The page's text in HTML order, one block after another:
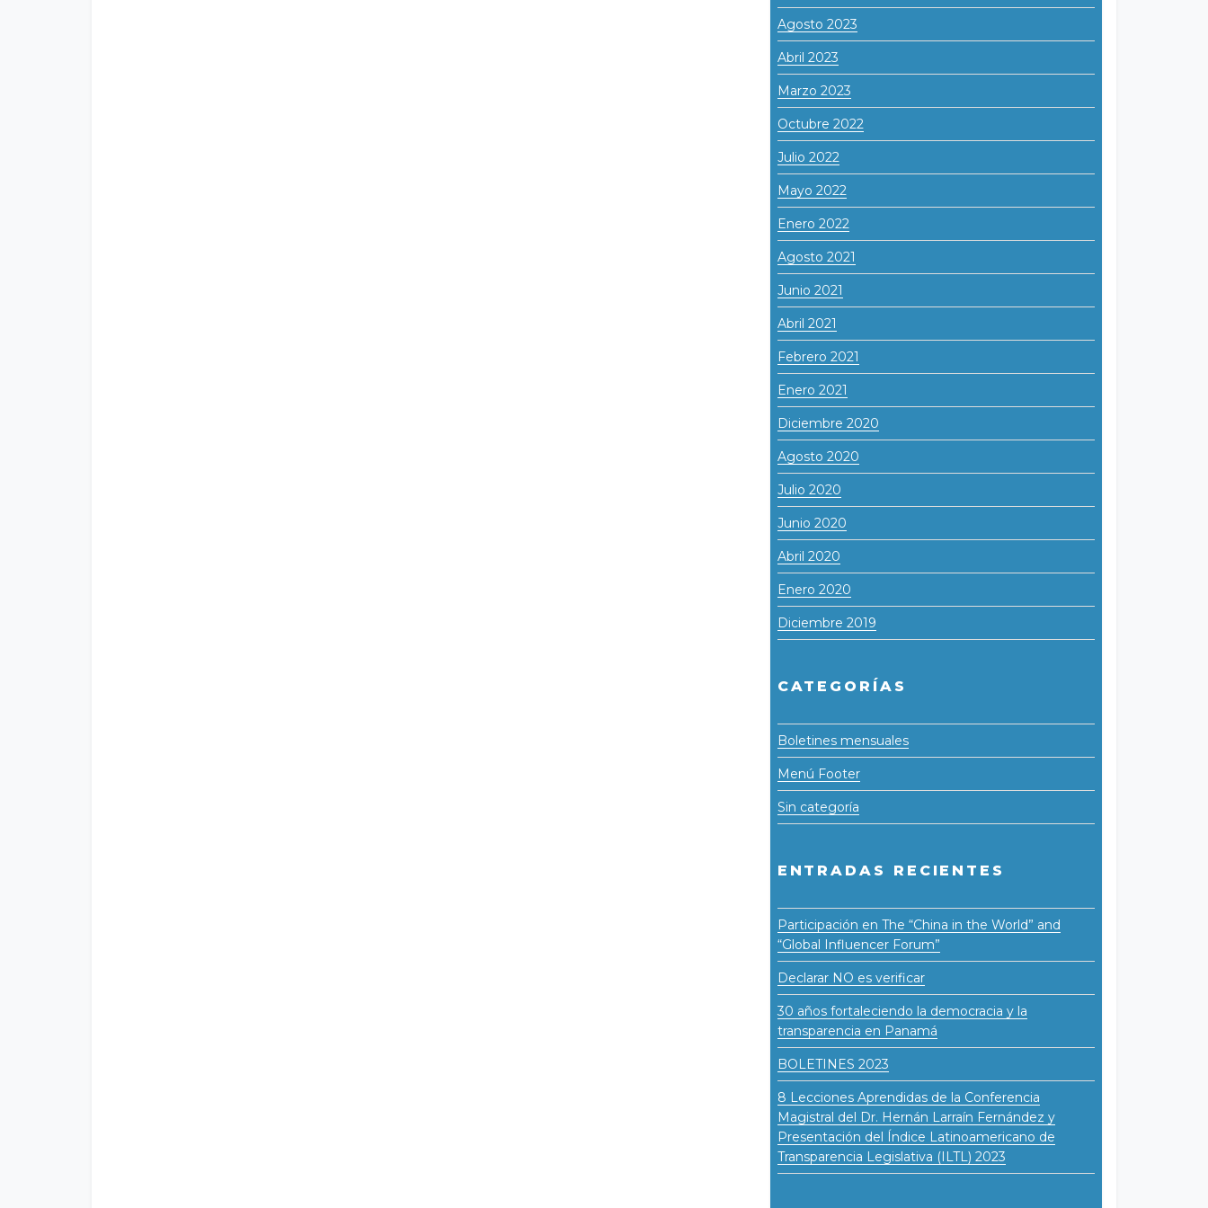
Agosto 2023
Abril 2023
Marzo 2023
Octubre 2022
Julio 2022
Mayo 2022
Enero 2022
Agosto 2021
Junio 2021
Abril 2021
Febrero 2021
Enero 2021
Diciembre 2020
Agosto 2020
Julio 2020
Junio 2020
Abril 2020
Enero 2020
Diciembre 2019
CATEGORÍAS
Boletines mensuales
Menú Footer
Sin categoría
ENTRADAS RECIENTES
Participación en The “China in the World” and
“Global Influencer Forum”
Declarar NO es verificar
30 años fortaleciendo la democracia y la
transparencia en Panamá
BOLETINES 2023
8 Lecciones Aprendidas de la Conferencia
Magistral del Dr. Hernán Larraín Fernández y
Presentación del Índice Latinoamericano de
Transparencia Legislativa (ILTL) 2023